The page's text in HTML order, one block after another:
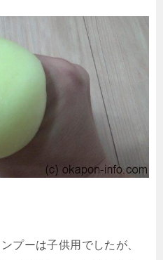
プーは子供用でしたが、